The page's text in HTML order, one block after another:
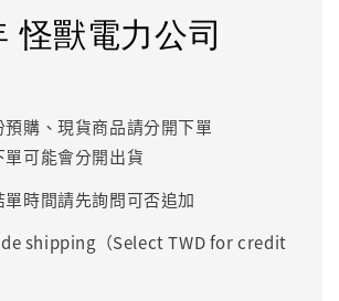
怪獸電力公司
預購、現貨商品請分開下單
單可能會分開出貨
單時間請先詢問可否追加
shipping（Select TWD for credit